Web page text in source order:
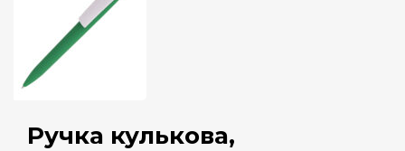
Ручка кулькова,